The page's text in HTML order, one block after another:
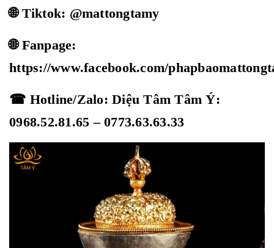
🌐 Tiktok: @mattongtamy
🌐 Fanpage:
https://www.facebook.com/
☎ Hotline/Zalo: Diệu Tâm Tâm Ý:
0968.52.81.65 – 0773.63.63.33